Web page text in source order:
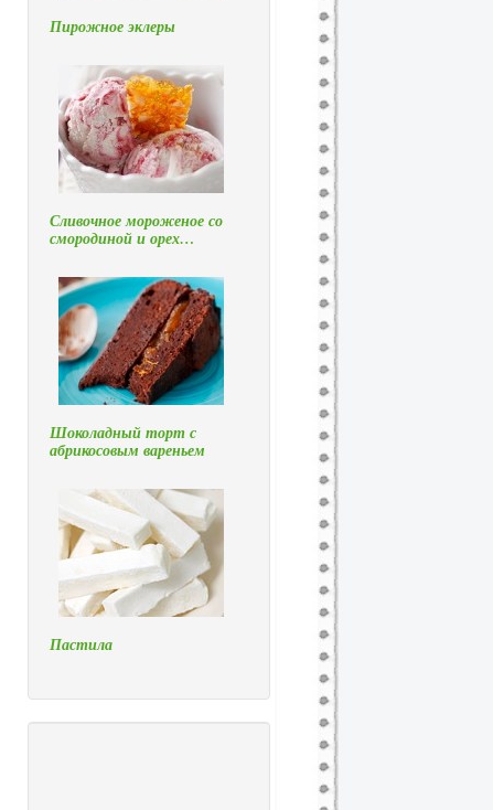
Пирожное эклеры
Сливочное мороженое со
смородиной и орех…
Шоколадный торт с
абрикосовым вареньем
Пастила